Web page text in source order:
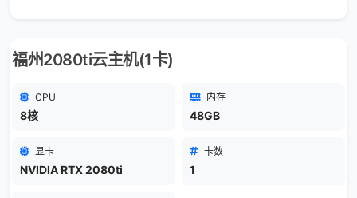
福州2080ti云主机(1卡)
CPU
8核
内存
48GB
显卡
NVIDIA RTX 2080ti
卡数
1